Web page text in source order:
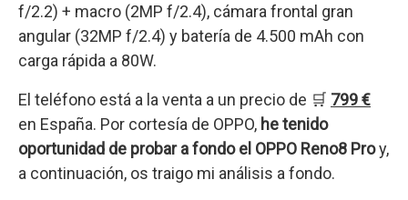
f/2.2) + macro (2MP f/2.4), cámara frontal gran
angular (32MP f/2.4) y batería de 4.500 mAh con
carga rápida a 80W.
El teléfono está a la venta a un precio de 🛒 799 €
en España. Por cortesía de OPPO, he tenido
oportunidad de probar a fondo el OPPO Reno8 Proy,
a continuación, os traigo mi análisis a fondo.